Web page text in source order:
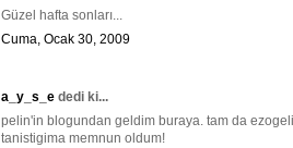
Güzel hafta sonları...
Cuma, Ocak 30, 2009
a_y_s_e dedi ki...
pelin'in blogundan geldim buraya. tam da
tanistigima memnun oldum!